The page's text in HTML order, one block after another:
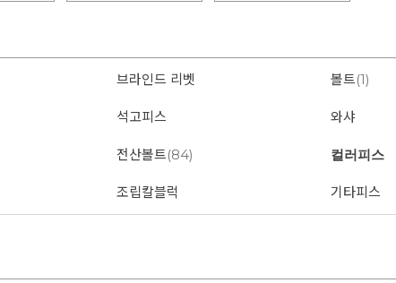
브라인드 리벳 볼트(1)
석고피스 와샤
전산볼트(84) 컬러피스
조립칼블럭 기타피스